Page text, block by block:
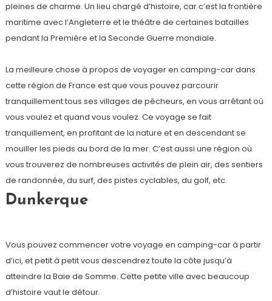
pleines de charme. Un lieu chargé d’histoire, car c’est la frontière
maritime avec l’Angleterre et le théâtre de certaines batailles
pendant la Première et la Seconde Guerre mondiale.
La meilleure chose à propos de voyager en camping-car dans
cette région de France est que vous pouvez parcourir
tranquillement tous ses villages de pêcheurs, en vous arrêtant où
vous voulez et quand vous voulez. Ce voyage se fait
tranquillement, en profitant de la nature et en descendant se
mouiller les pieds au bord de la mer. C’est aussi une région où
vous trouverez de nombreuses activités de plein air, des sentiers
de randonnée, du surf, des pistes cyclables, du golf, etc.
Dunkerque
Vous pouvez commencer votre voyage en camping-car à partir
d’ici, et petit à petit vous descendrez toute la côte jusqu’à
atteindre la Baie de Somme. Cette petite ville avec beaucoup
d’histoire vaut le détour.